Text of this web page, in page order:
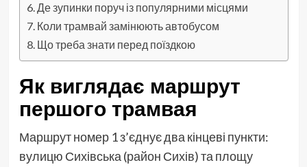
Де зупинки поруч із популярними місцями
Коли трамвай замінюють автобусом
Що треба знати перед поїздкою
Як виглядає маршрут
першого трамвая
Маршрут номер 1 з’єднує два кінцеві пункти:
вулицю Сихівська (район Сихів) та площу